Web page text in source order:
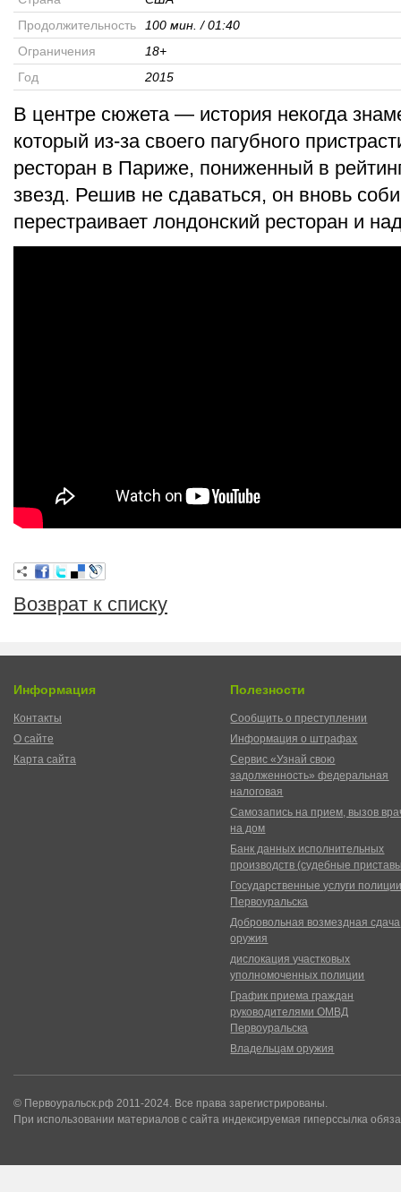
Продолжительность
100 мин. / 01:40
Ограничения
18+
Год
2015
В центре сюжета — история некогда
который из-за своего пагубного
ресторан в Париже, пониженный в
звезд. Решив не сдаваться, он вновь
перестраивает лондонский ресторан и
Возврат к списку
Информация
Контакты
О сайте
Карта сайта
Полезности
Сообщить о преступлении
Информация о штрафах
Сервис «Узнай свою
задолженность» федеральная
налоговая
Самозапись на прием, вызов
на дом
Банк данных исполнительных
производств (судебные
Государственные услуги
Первоуральска
Добровольная возмездная сдача
оружия
дислокация участковых
уполномоченных полиции
График приема граждан
руководителями ОМВД
Первоуральска
Владельцам оружия
© Первоуральск.рф 2011-2024. Все права зарегистрированы.
При использовании материалов с сайта индексируемая гиперссылка